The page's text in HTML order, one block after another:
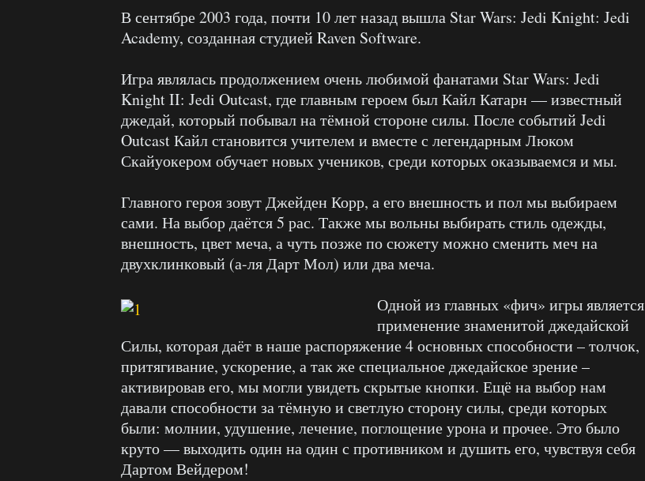
В сентябре 2003 года, почти 10 лет назад вышла Star Wars: Jedi Knight: Jedi
Academy, созданная студией Raven Software.
Игра являлась продолжением очень любимой фанатами Star Wars: Jedi
Knight II: Jedi Outcast, где главным героем был Кайл Катарн — известный
джедай, который побывал на тёмной стороне силы. После событий Jedi
Outcast Кайл становится учителем и вместе с легендарным Люком
Скайуокером обучает новых учеников, среди которых оказываемся и мы.
Главного героя зовут Джейден Корр, а его внешность и пол мы выбираем
сами. На выбор даётся 5 рас. Также мы вольны выбирать стиль одежды,
внешность, цвет меча, а чуть позже по сюжету можно сменить меч на
двухклинковый (а-ля Дарт Мол) или два меча.
Одной из главных «фич» игры является
применение знаменитой джедайской
Силы, которая даёт в наше распоряжение 4 основных способности – толчок,
притягивание, ускорение, а так же специальное джедайское зрение –
активировав его, мы могли увидеть скрытые кнопки. Ещё на выбор нам
давали способности за тёмную и светлую сторону силы, среди которых
были: молнии, удушение, лечение, поглощение урона и прочее. Это было
круто — выходить один на один с противником и душить его, чувствуя себя
Дартом Вейдером!